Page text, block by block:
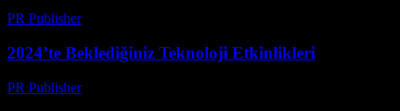
PR Publisher-
2024’te Beklediğiniz Teknoloji Etkinlikleri
PR Publisher-